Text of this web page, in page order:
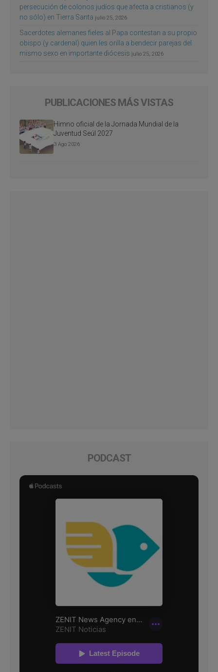
persecución de colonos judíos que afecta a cristianos (y
no sólo) en Tierra Santa julio 25, 2026
Sacerdotes alemanes fieles al Papa contestan a su propio
obispo (y cardenal) quien les orilla a bendecir parejas del
mismo sexo en importante diócesis julio 25, 2026
PUBLICACIONES MÁS VISTAS
Himno oficial de la Jornada Mundial de la
Juventud Seúl 2027
3 Ago 2026
PODCAST